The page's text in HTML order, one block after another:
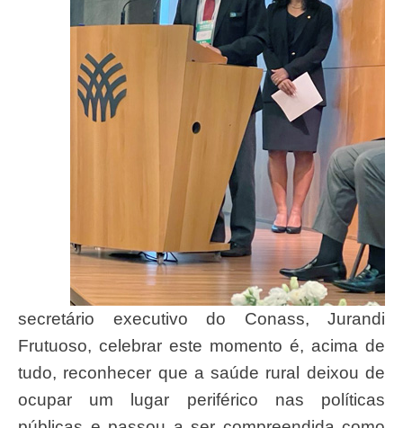
secretário executivo do Conass, Jurandi
Frutuoso, celebrar este momento é, acima de
tudo, reconhecer que a saúde rural deixou de
ocupar um lugar periférico nas políticas